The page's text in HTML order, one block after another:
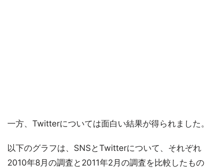
一方、Twitterについては面白い結果が得られました。
以下のグラフは、SNSとTwitterについて、それぞれ
2010年8月の調査と2011年2月の調査を比較したもの